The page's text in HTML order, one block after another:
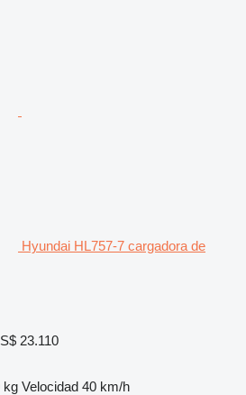
Hyundai HL757-7 cargadora de
23.110
kg Velocidad 40 km/h